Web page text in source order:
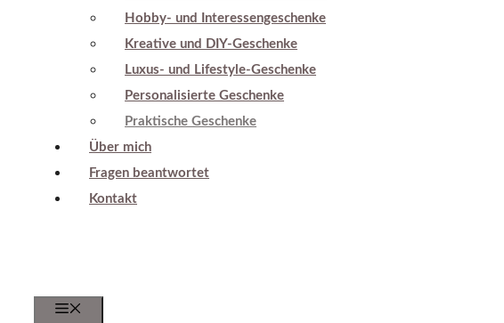
Hobby- und Interessengeschenke
Kreative und DIY-Geschenke
Luxus- und Lifestyle-Geschenke
Personalisierte Geschenke
Praktische Geschenke
Über mich
Fragen beantwortet
Kontakt